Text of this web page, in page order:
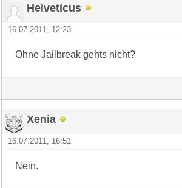
Helveticus
16.07.2011, 12:23
Ohne Jailbreak gehts nicht?
Xenia
16.07.2011, 16:51
Nein.